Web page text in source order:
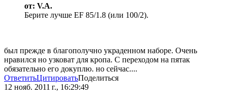
от: V.A.
Берите лучше EF 85/1.8 (или 100/2).
был прежде в благополучно украденном наборе. Очень
нравился но узковат для кропа. С переходом на пятак
обязательно его докуплю. но сейчас....
ОтветитьЦитироватьПоделиться
12 нояб. 2011 г., 16:29:49